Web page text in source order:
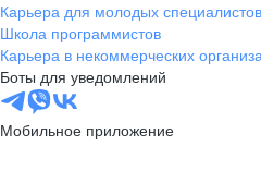
Карьера для молодых специалистов
Школа программистов
Карьера в некоммерческих
Боты для уведомлений
Мобильное приложение